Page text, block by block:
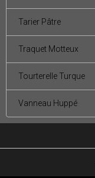
Tarier Pâtre
Traquet Motteux
Tourterelle Turque
Vanneau Huppé